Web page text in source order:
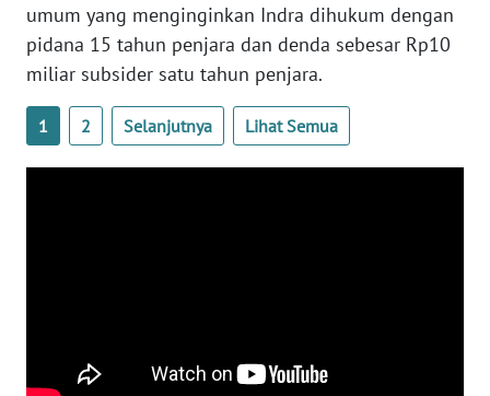
umum yang menginginkan Indra dihukum dengan
pidana 15 tahun penjara dan denda sebesar Rp10
miliar subsider satu tahun penjara.
1 2 Selanjutnya Lihat Semua
WN
NTT
WN
KEPRI